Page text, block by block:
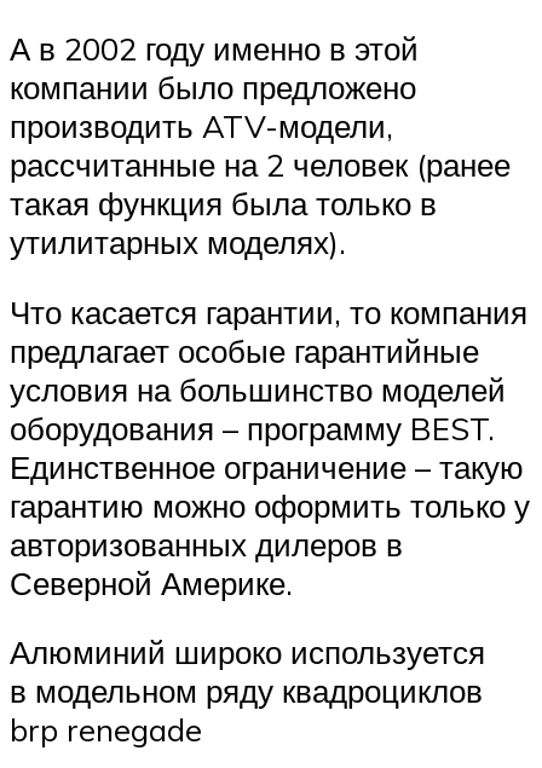
А в 2002 году именно в этой
компании было предложено
производить ATV-модели,
рассчитанные на 2 человек (ранее
такая функция была только в
утилитарных моделях).
Что касается гарантии, то компания
предлагает особые гарантийные
условия на большинство моделей
оборудования – программу BEST.
Единственное ограничение – такую
гарантию можно оформить только у
авторизованных дилеров в
Северной Америке.
Алюминий широко используется
в модельном ряду квадроциклов
brp renegade